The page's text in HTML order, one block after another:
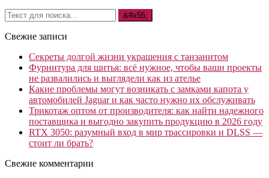
Свежие записи
Секреты долгой жизни украшения с танзанитом
Фурнитура для шитья: всё нужное, чтобы ваши проекты
не развалились и выглядели как из ателье
Какие проблемы могут возникать с замками капота у
автомобилей Jaguar и как часто нужно их обслуживать
Трикотаж оптом от производителя: как найти надежного
поставщика и выгодно закупить продукцию в 2026 году
RTX 3050: разумный вход в мир трассировки и DLSS —
стоит ли брать?
Свежие комментарии